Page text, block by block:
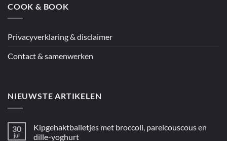
COOK & BOOK
Privacyverklaring & disclaimer
Contact & samenwerken
NIEUWSTE ARTIKELEN
30
jul
Kipgehaktballetjes met broccoli, parelcouscous en
dille-yoghurt